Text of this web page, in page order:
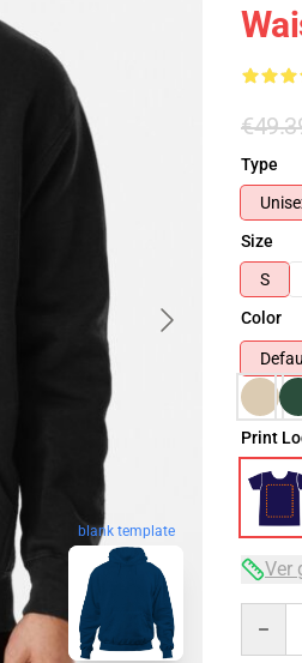
blank template
Type
Size
S
Color
Print
Ver